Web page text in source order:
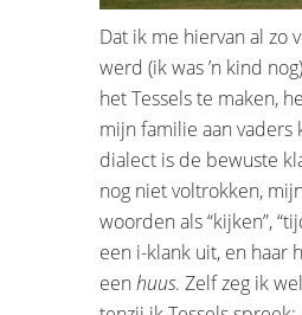
Dat ik me hiervan al zo
werd (ik was ’n kind
het Tessels te maken,
mijn familie aan vaders
dialect is de bewuste
nog niet voltrokken,
woorden als “kijken”,
een i-klank uit, en haar
eenhuus. Zelf zeg ik